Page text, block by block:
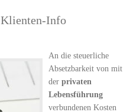
Klienten-Info
An die steuerliche
Absetzbarkeit von mit
der privaten
Lebensführung
verbundenen Kosten